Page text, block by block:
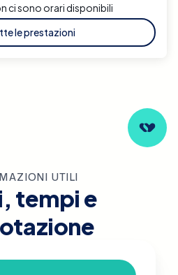
ci sono orari disponibili
le prestazioni
UTILI
tempi e